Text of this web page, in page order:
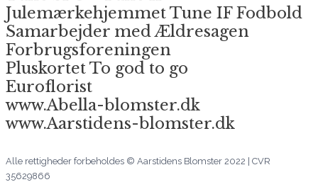
Julemærkehjemmet Tune IF Fodbold
Samarbejder med Ældresagen
Forbrugsforeningen
Pluskortet To god to go
Euroflorist
www.Abella-blomster.dk
www.Aarstidens-blomster.dk
Alle rettigheder forbeholdes © Aarstidens Blomster 2022 | CVR
35629866